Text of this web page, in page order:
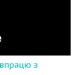
з